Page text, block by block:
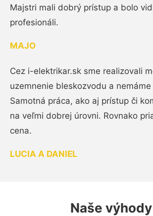
Majstri mali dobrý prístup a bolo
profesionáli.
MAJO
Cez i-elektrikar.sk sme realizovali
uzemnenie bleskozvodu a
Samotná práca, ako aj prístup či
na veľmi dobrej úrovni. Rovnako
cena.
LUCIA A DANIEL
Naše výhody